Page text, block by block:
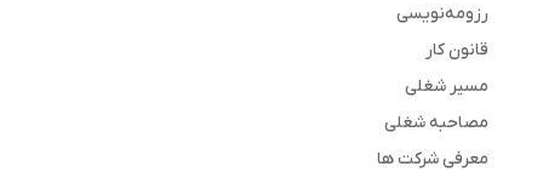
رزومه‌نویسی
قانون کار
مسیر شغلی
مصاحبه شغلی
معرفی شرکت ها